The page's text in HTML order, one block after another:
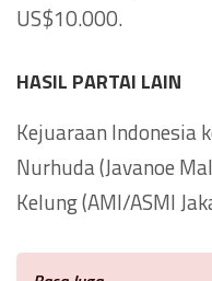
US$10.000.
HASIL PARTAI LAIN
Kejuaraan Indonesia
Nurhuda (Javanoe
Kelung (AMI/ASMI